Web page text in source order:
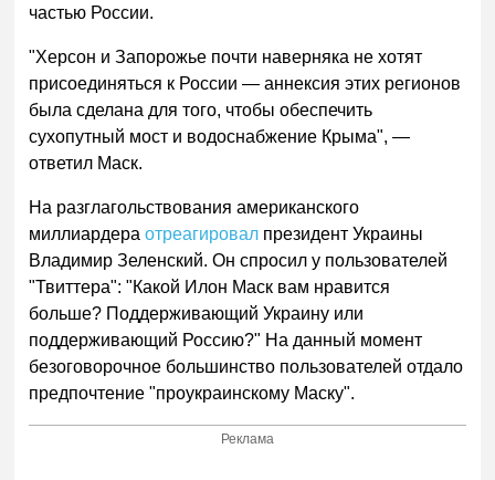
частью России.
"Херсон и Запорожье почти наверняка не хотят
присоединяться к России — аннексия этих регионов
была сделана для того, чтобы обеспечить
сухопутный мост и водоснабжение Крыма", —
ответил Маск.
На разглагольствования американского
миллиардераотреагировал президент Украины
Владимир Зеленский. Он спросил у пользователей
"Твиттера": "Какой Илон Маск вам нравится
больше? Поддерживающий Украину или
поддерживающий Россию?" На данный момент
безоговорочное большинство пользователей отдало
предпочтение "проукраинскому Маску".
Реклама